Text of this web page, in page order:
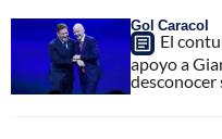
Gol Caracol
El
apoyo a
desconocer